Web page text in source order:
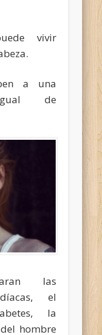
vivir
a una
de
las
el
la
hombre